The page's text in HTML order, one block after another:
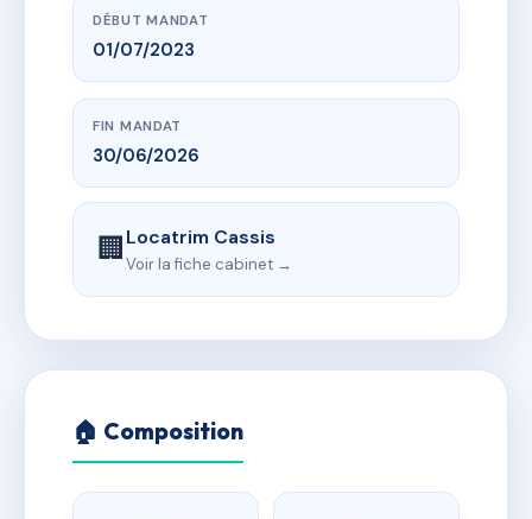
DÉBUT MANDAT
01/07/2023
FIN MANDAT
30/06/2026
🏢Locatrim Cassis
Voir la fiche cabinet →
🏠 Composition